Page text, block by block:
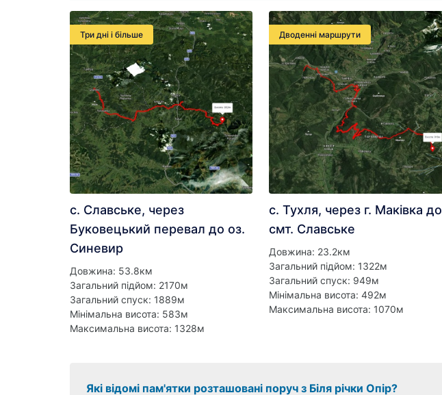
Три дні і більше
с. Славське, через
Буковецький перевал до оз.
Синевир
Довжина: 53.8км
Загальний підйом: 2170м
Загальний спуск: 1889м
Мінімальна висота: 583м
Максимальна висота: 1328м
Дводенні маршрути
с. Тухля, через г. Маківка до
смт. Славське
Довжина: 23.2км
Загальний підйом: 1322м
Загальний спуск: 949м
Мінімальна висота: 492м
Максимальна висота: 1070м
Які відомі пам'ятки розташовані поруч з Біля річки Опір?